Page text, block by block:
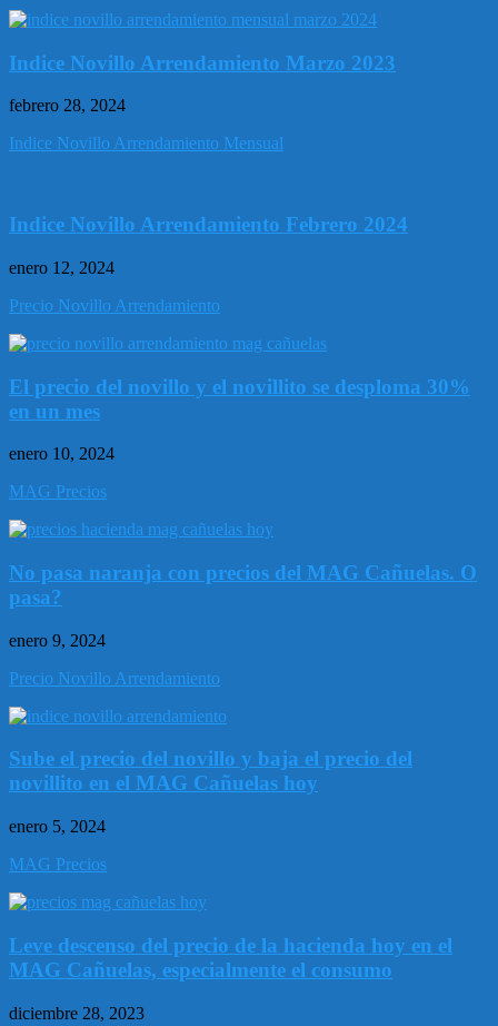
Indice Novillo Arrendamiento Marzo 2023
febrero 28, 2024
Indice Novillo Arrendamiento Mensual
Indice Novillo Arrendamiento Febrero 2024
enero 12, 2024
Precio Novillo Arrendamiento
El precio del novillo y el novillito se desploma 30%
en un mes
enero 10, 2024
MAG Precios
No pasa naranja con precios del MAG Cañuelas. O
pasa?
enero 9, 2024
Precio Novillo Arrendamiento
Sube el precio del novillo y baja el precio del
novillito en el MAG Cañuelas hoy
enero 5, 2024
MAG Precios
Leve descenso del precio de la hacienda hoy en el
MAG Cañuelas, especialmente el consumo
diciembre 28, 2023